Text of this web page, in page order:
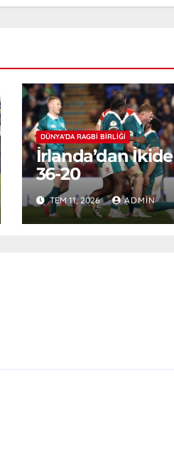
DÜNYA'DA RAGBI BIRLIĞI
İrlanda’dan
36-20
TEM 11, 2026 ADMIN